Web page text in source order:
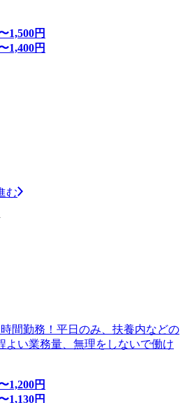
1,500円
1,400円
む
間勤務！平日のみ、扶養内などの
よい業務量、無理をしないで働け
1,200円
1,130円